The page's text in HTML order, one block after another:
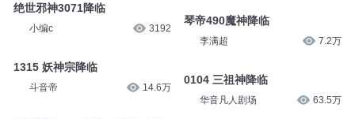
绝世邪神3071降临
小编c 3192
1315 妖神宗降临
斗音帝 14.6万
琴帝490魔神降临
李满超 7.2万
0104 三祖神降临
华音凡人剧场 63.5万